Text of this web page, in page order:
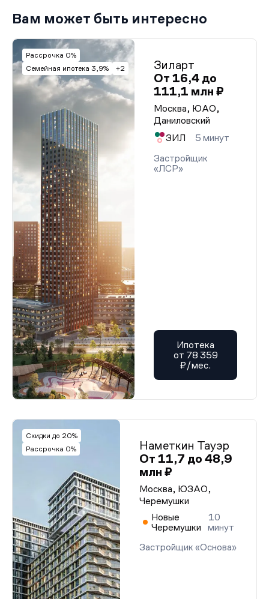
Вам может быть интересно
Рассрочка 0%
Семейная ипотека 3,9%
+2
Зиларт
От 16,4 до
111,1 млн ₽
Москва, ЮАО,
Даниловский
ЗИЛ
5 минут
Застройщик
«ЛСР»
Ипотека
от 78 359
₽/мес.
Скидки до 20%
Рассрочка 0%
Наметкин Тауэр
От 11,7 до 48,9
млн ₽
Москва, ЮЗАО,
Черемушки
Новые
Черемушки
10
минут
Застройщик «Основа»